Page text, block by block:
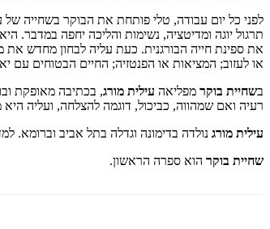
לפני כל יום עבודה, טלי פותחת את הבוקר בשחייה
תרגול יוגה ומדיטציה, נשימות והליכה יחפה
את ספינת חייה הבורגנית. כעת עליה לבחון מחדש
או לעזוב; המציאות או הפנטזיה; החיים הבטוחים
בשחיית בוקר מפליאה עילית מורג, בכתיבה מאופקת
רעיה ואם שמהווה, כביכול, דוגמה להצלחה, ועליה
עילית מורג נולדה בדימונה וגדלה בתל אביב וברומא.
שחיית בוקר הוא ספרה הראשון.